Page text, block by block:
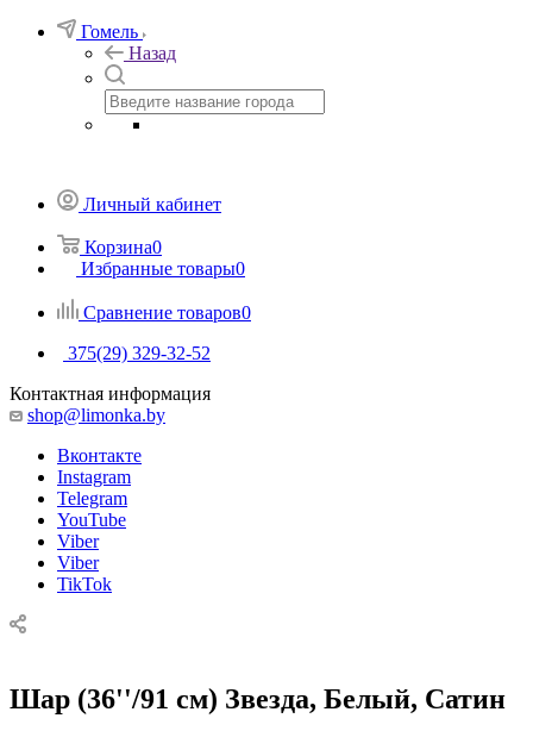
Гомель
Назад
Личный кабинет
Корзина0
Избранные товары0
Сравнение товаров0
375(29) 329-32-52
Контактная информация
shop@limonka.by
Вконтакте
Instagram
Telegram
YouTube
Viber
Viber
TikTok
Шар (36''/91 см) Звезда, Белый, Сатин